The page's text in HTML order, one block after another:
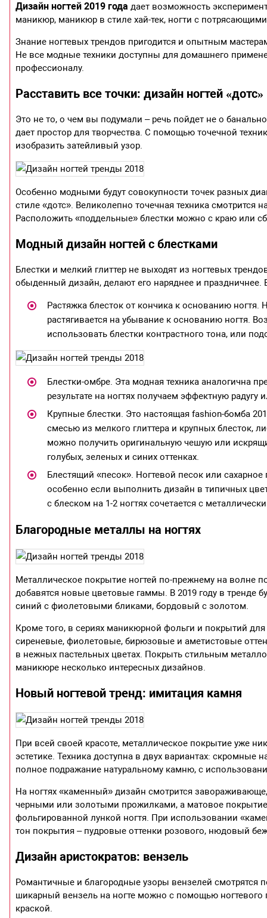
Дизайн ногтей 2019 года дает возможность
маникюр, маникюр в стиле хай-тек, ногти с
Знание ногтевых трендов пригодится и опытным
Не все модные техники доступны для домашнего
профессионалу.
Расставить все точки: дизайн ногтей «дотс»
Это не то, о чем вы подумали – речь пойдет не о
дает простор для творчества. С помощью точечной
изобразить затейливый узор.
Особенно модными будут совокупности точек разных
стиле «дотс». Великолепно точечная техника
Расположить «поддельные» блестки можно с краю или
Модный дизайн ногтей с блестками
Блестки и мелкий глиттер не выходят из ногтевых
обыденный дизайн, делают его наряднее и праздничнее.
Растяжка блесток от кончика к основанию ногтя.
растягивается на убывание к основанию ногтя.
использовать блестки контрастного тона, или
Блестки-омбре. Эта модная техника аналогична
результате на ногтях получаем эффектную радугу
Крупные блестки. Это настоящая fashion-бомба
смесью из мелкого глиттера и крупных блесток,
можно получить оригинальную чешую или
голубых, зеленых и синих оттенках.
Блестящий «песок». Ногтевой песок или
особенно если выполнить дизайн в типичных
с блеском на 1-2 ногтях сочетается с
Благородные металлы на ногтях
Металлическое покрытие ногтей по-прежнему на волне
добавятся новые цветовые гаммы. В 2019 году в тренде
синий с фиолетовыми бликами, бордовый с золотом.
Кроме того, в сериях маникюрной фольги и покрытий
сиреневые, фиолетовые, бирюзовые и аметистовые
в нежных пастельных цветах. Покрыть стильным
маникюре несколько интересных дизайнов.
Новый ногтевой тренд: имитация камня
При всей своей красоте, металлическое покрытие уже
эстетике. Техника доступна в двух вариантах:
полное подражание натуральному камню, с
На ногтях «каменный» дизайн смотрится
черными или золотыми прожилками, а матовое
фольгированной лункой ногтя. При использовании
тон покрытия – пудровые оттенки розового, нюдовый
Дизайн аристократов: вензель
Романтичные и благородные узоры вензелей смотрятся
шикарный вензель на ногте можно с помощью
краской.